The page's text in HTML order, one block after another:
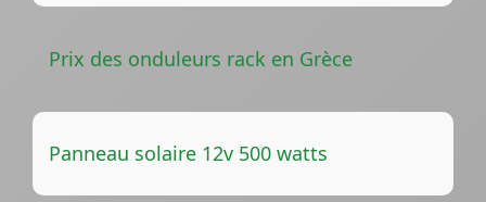
Prix des onduleurs rack en Grèce
Panneau solaire 12v 500 watts